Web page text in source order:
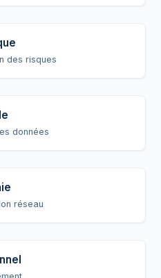
des risques
données
réseau